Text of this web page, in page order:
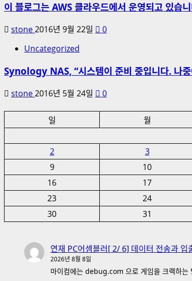
이 블로그는 AWS 클라우드에서 운영되고 있습
stone2016년 9월 22일
0
Uncategorized
Synology NAS, “시스템이 준비 중입니다. 나중
stone2016년 5월 24일
0
일
월
2
3
9
10
16
17
23
24
30
31
연재 PC어셈블러[ 2/ 6] 데이터 전송과 입
2026년 8월 8일
마이컴에는 debug.com 으로 게임을 크랙하